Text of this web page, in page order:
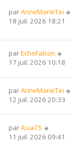
parAnneMarieTei
18 juil. 2026 18:21
parEchoFalcon
17 juil. 2026 10:18
parAnneMarieTei
12 juil. 2026 20:33
parAsia75
11 juil. 2026 09:41